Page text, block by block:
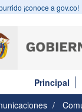
¡conoce a gov.co!
Principal